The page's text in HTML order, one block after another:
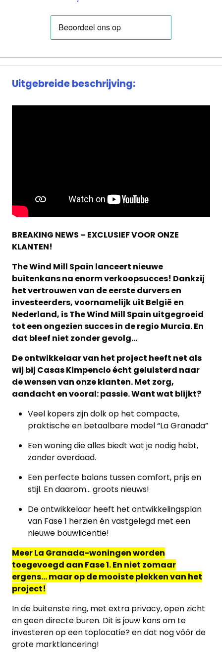
Home
Lopende
projecten
Alle
Panden
Over
Ons
team
Ons
kantoor
Onze
werkwijze
Uitgebreide beschrijving:
BREAKING NEWS – EXCLUSIEF VOOR ONZE
KLANTEN!
The Wind Mill Spain lanceert nieuwe
buitenkans na enorm verkoopsucces! Dankzij
het vertrouwen van de eerste durvers en
investeerders, voornamelijk uit België en
Nederland, is The Wind Mill Spain uitgegroeid
tot een ongezien succes in de regio Murcia. En
dat bleef niet zonder gevolg…
De ontwikkelaar van het project heeft net als
wij bij Casas Kimpencio écht geluisterd naar
de wensen van onze klanten. Met zorg,
aandacht en vooral: passie. Want wat blijkt?
Veel kopers zijn dolk op het compacte,
praktische en betaalbare model “La Granada”
Een woning die alles biedt wat je nodig hebt,
zonder overdaad.
Een perfecte balans tussen comfort, prijs en
stijl. En daarom… groots nieuws!
De ontwikkelaar heeft het ontwikkelingsplan
van Fase 1 herzien én vastgelegd met een
nieuwe bouwlicentie!
Meer La Granada-woningen worden
toegevoegd aan Fase 1. En niet zomaar
ergens… maar op de mooiste plekken van het
project!
In de buitenste ring, met extra privacy, open zicht
en geen directe buren. Dit is jouw kans om te
investeren op een toplocatie? en dat nog vóór de
grote marktlancering!